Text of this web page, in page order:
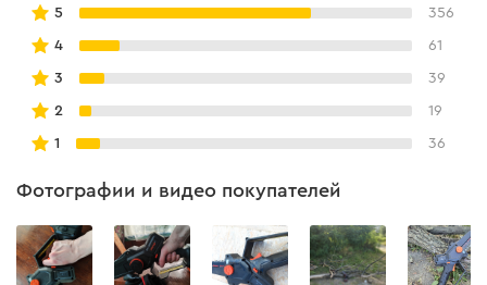
Модель BP-260
Поддержка быстрой
зарядки
Время заряда
аккумулятора: ЗУ Dnipro-M
FC-223
170 мин
5 356
4 61
3 39
2 19
1 36
Фотографии и видео покупателей